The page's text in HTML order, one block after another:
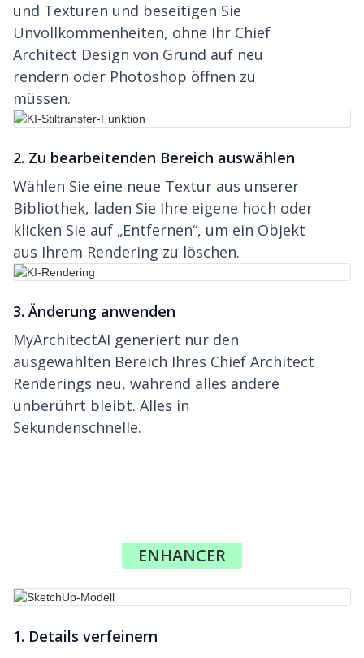
und Texturen und beseitigen Sie
Unvollkommenheiten, ohne Ihr Chief
Architect Design von Grund auf neu
rendern oder Photoshop öffnen zu
müssen.
2. Zu bearbeitenden Bereich auswählen
Wählen Sie eine neue Textur aus unserer
Bibliothek, laden Sie Ihre eigene hoch oder
klicken Sie auf „Entfernen“, um ein Objekt
aus Ihrem Rendering zu löschen.
3. Änderung anwenden
MyArchitectAI generiert nur den
ausgewählten Bereich Ihres Chief Architect
Renderings neu, während alles andere
unberührt bleibt. Alles in
Sekundenschnelle.
ENHANCER
1. Details verfeinern